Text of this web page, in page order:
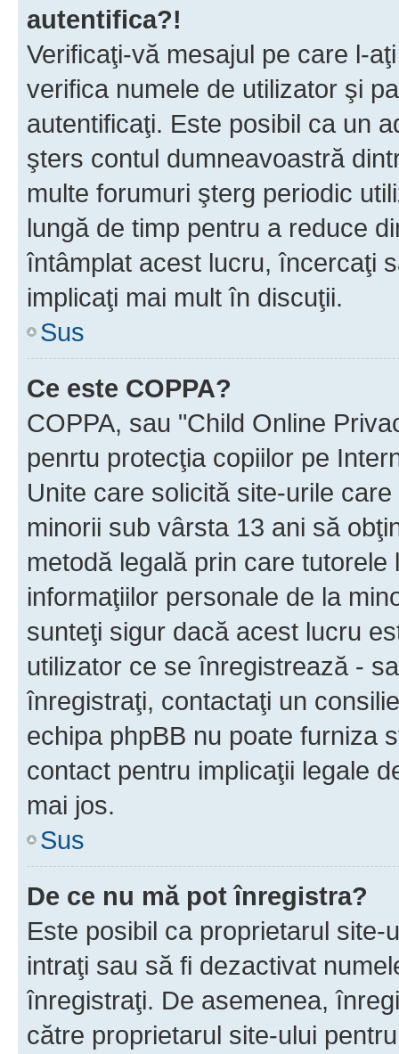
autentifica?!
Verificaţi-vă mesajul pe care l-
verifica numele de utilizator şi
autentificaţi. Este posibil ca un
şters contul dumneavoastră
multe forumuri şterg periodic
lungă de timp pentru a reduce
întâmplat acest lucru, încercaţi
implicaţi mai mult în discuţii.
Sus
Ce este COPPA?
COPPA, sau "Child Online
penrtu protecţia copiilor pe
Unite care solicită site-urile
minorii sub vârsta 13 ani să
metodă legală prin care
informaţiilor personale de la
sunteţi sigur dacă acest lucru
utilizator ce se înregistrează -
înregistraţi, contactaţi un
echipa phpBB nu poate furniza
contact pentru implicaţii legale
mai jos.
Sus
De ce nu mă pot înregistra?
Este posibil ca proprietarul
intraţi sau să fi dezactivat
înregistraţi. De asemenea,
către proprietarul site-ului